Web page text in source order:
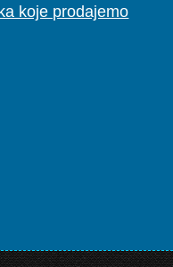
koje prodajemo